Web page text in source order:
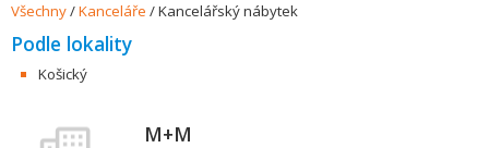
Všechny/Kanceláře /Kancelářský nábytek
Podle lokality
Košický
M+M